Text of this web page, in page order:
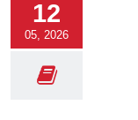
12
05, 2026